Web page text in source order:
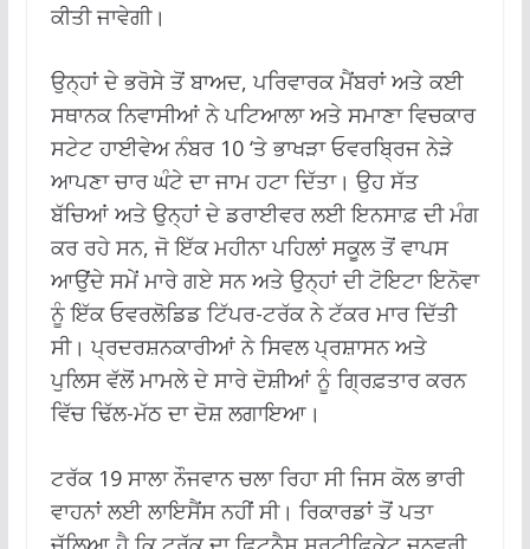
ਕੀਤੀ ਜਾਵੇਗੀ।
ਉਨ੍ਹਾਂ ਦੇ ਭਰੋਸੇ ਤੋਂ ਬਾਅਦ, ਪਰਿਵਾਰਕ ਮੈਂਬਰਾਂ ਅਤੇ ਕਈ
ਸਥਾਨਕ ਨਿਵਾਸੀਆਂ ਨੇ ਪਟਿਆਲਾ ਅਤੇ ਸਮਾਣਾ ਵਿਚਕਾਰ
ਸਟੇਟ ਹਾਈਵੇਅ ਨੰਬਰ 10 ‘ਤੇ ਭਾਖੜਾ ਓਵਰਬ੍ਰਿਜ ਨੇੜੇ
ਆਪਣਾ ਚਾਰ ਘੰਟੇ ਦਾ ਜਾਮ ਹਟਾ ਦਿੱਤਾ। ਉਹ ਸੱਤ
ਬੱਚਿਆਂ ਅਤੇ ਉਨ੍ਹਾਂ ਦੇ ਡਰਾਈਵਰ ਲਈ ਇਨਸਾਫ਼ ਦੀ ਮੰਗ
ਕਰ ਰਹੇ ਸਨ, ਜੋ ਇੱਕ ਮਹੀਨਾ ਪਹਿਲਾਂ ਸਕੂਲ ਤੋਂ ਵਾਪਸ
ਆਉਂਦੇ ਸਮੇਂ ਮਾਰੇ ਗਏ ਸਨ ਅਤੇ ਉਨ੍ਹਾਂ ਦੀ ਟੋਇਟਾ ਇਨੋਵਾ
ਨੂੰ ਇੱਕ ਓਵਰਲੋਡਿਡ ਟਿੱਪਰ-ਟਰੱਕ ਨੇ ਟੱਕਰ ਮਾਰ ਦਿੱਤੀ
ਸੀ। ਪ੍ਰਦਰਸ਼ਨਕਾਰੀਆਂ ਨੇ ਸਿਵਲ ਪ੍ਰਸ਼ਾਸਨ ਅਤੇ
ਪੁਲਿਸ ਵੱਲੋਂ ਮਾਮਲੇ ਦੇ ਸਾਰੇ ਦੋਸ਼ੀਆਂ ਨੂੰ ਗ੍ਰਿਫ਼ਤਾਰ ਕਰਨ
ਵਿੱਚ ਢਿੱਲ-ਮੱਠ ਦਾ ਦੋਸ਼ ਲਗਾਇਆ।
ਟਰੱਕ 19 ਸਾਲਾ ਨੌਜਵਾਨ ਚਲਾ ਰਿਹਾ ਸੀ ਜਿਸ ਕੋਲ ਭਾਰੀ
ਵਾਹਨਾਂ ਲਈ ਲਾਇਸੈਂਸ ਨਹੀਂ ਸੀ। ਰਿਕਾਰਡਾਂ ਤੋਂ ਪਤਾ